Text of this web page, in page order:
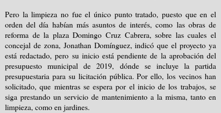
Pero la limpieza no fue el único punto tratado, puesto que en el
orden del día habían más asuntos de interés, como las obras de
reforma de la plaza Domingo Cruz Cabrera, sobre las cuales el
concejal de zona, Jonathan Domínguez, indicó que el proyecto ya
está redactado, pero su inicio está pendiente de la aprobación del
presupuesto municipal de 2019, dónde se incluye la partida
presupuestaria para su licitación pública. Por ello, los vecinos han
solicitado, que mientras se espera por el inicio de los trabajos, se
siga prestando un servicio de mantenimiento a la misma, tanto en
limpieza, como en jardines.